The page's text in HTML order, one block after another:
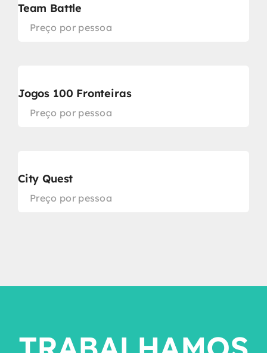
Team Battle
Preço por pessoa
Jogos 100 Fronteiras
Preço por pessoa
City Quest
Preço por pessoa